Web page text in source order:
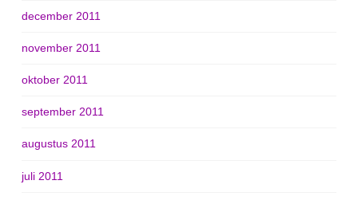
december 2011
november 2011
oktober 2011
september 2011
augustus 2011
juli 2011